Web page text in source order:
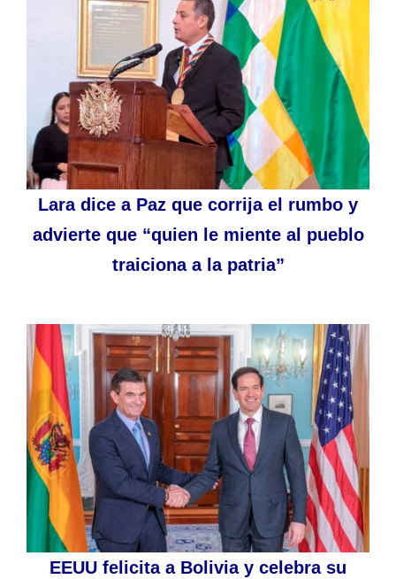
Lara dice a Paz que corrija el rumbo y
advierte que “quien le miente al pueblo
traiciona a la patria”
EEUU felicita a Bolivia y celebra su